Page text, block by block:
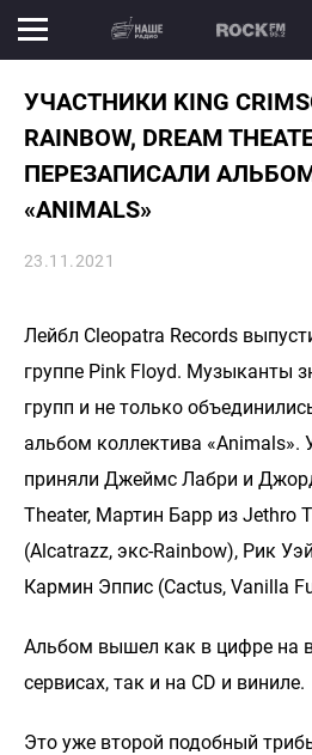
УЧАСТНИКИ KING
RAINBOW, DREAM
ПЕРЕЗАПИСАЛИ АЛЬБОМ
«ANIMALS»
23.11.2021
Лейбл Cleopatra Records
группе Pink Floyd. Музыканты
групп и не только
альбом коллектива «Animals».
приняли Джеймс Лабри и
Theater, Мартин Барр из Jethro
(Alcatrazz, экс-Rainbow), Рик
Кармин Эппис (Cactus, Vanilla
Альбом вышел как в цифре на
сервисах, так и на CD и виниле.
Это уже второй подобный